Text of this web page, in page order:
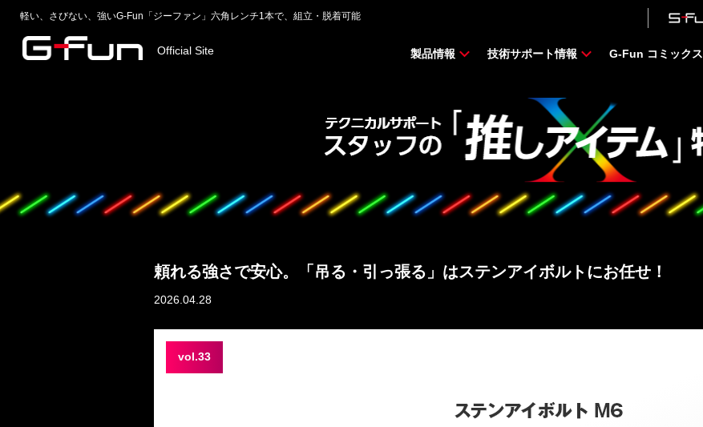
Official Site
軽い、さびない、強いG-Fun「ジーファン」六角レンチ1本で、組立・脱着可能
製品情報 技術サポート情報 G-Fun コミックス
頼れる強さで安心。「吊る・引っ張る」はステンアイボルトにお任せ！
2026.04.28